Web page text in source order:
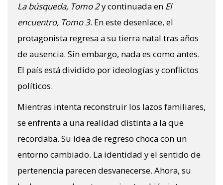
La búsqueda, Tomo 2y continuada en El
encuentro, Tomo 3. En este desenlace, el
protagonista regresa a su tierra natal tras años
de ausencia. Sin embargo, nada es como antes.
El país está dividido por ideologías y conflictos
políticos.
Mientras intenta reconstruir los lazos familiares,
se enfrenta a una realidad distinta a la que
recordaba. Su idea de regreso choca con un
entorno cambiado. La identidad y el sentido de
pertenencia parecen desvanecerse. Ahora, su